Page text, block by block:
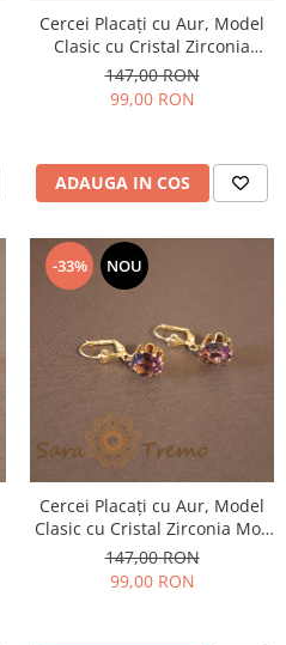
Cercei Placați cu Aur, Model
Clasic cu Cristal Zirconia
Negru Fațetat
147,00 RON
99,00 RON
ADAUGA IN COS
-33% NOU
Cercei Placați cu Aur, Model
Clasic cu Cristal Zirconia Mov
Fațetat
147,00 RON
99,00 RON